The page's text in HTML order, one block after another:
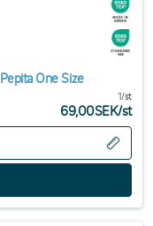
Pepita One Size
1/st
69,00SEK/st